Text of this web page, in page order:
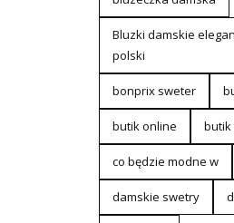
Bluzki damskie
polski
bonprix sweter
butik online butik
co będzie modne w
damskie swetry